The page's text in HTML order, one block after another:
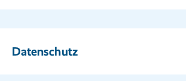
Datenschutz